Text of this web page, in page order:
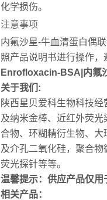
化学损伤。
注意事项
内氟沙星-牛血清蛋白偶
照产品说明书进行操作，
Enrofloxacin-BSA|内氟
关于我们:
陕西星贝爱科生物科技
及纳米金棒、近红外荧
合物、环糊精衍生物、
及介孔二氧化硅，聚合
荧光探针等等。
温馨提示：供应产品仅用
相关产品：